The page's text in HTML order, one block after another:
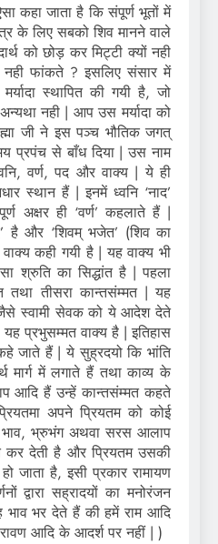
कहा जाता है कि संपूर्ण भूतों में
के लिए सबको शिव मानने वाले
को छोड़ कर मिट्‍टी क्यों नही
फांकते ? इसलिए संसार में
स्थापित की गयी है, जो
नही | आप उस मर्यादा को
जी ने इस पञ्च भौतिक जगत्
प्रपंच से बाँध दिया | उस नाम
वर्ण, पद और वाक्य | ये ही
स्थान हैं | इनमें ध्वनि ‘नाद’
अक्षर ही ‘वर्ण’ कहलाते हैं |
है और ‘शिवम्‌ भजेत’ (शिव का
कही गयी है | यह वाक्य भी
श्रुति का सिद्धांत है | पहला
तथा तीसरा कान्तसंम्मत | यह
जैसे स्वामी सेवक को ये आदेश देते
प्रभुसम्मत वाक्य है | इतिहास
जाते हैं | ये सुह्रदयो कि भांति
मार्ग में लगाते हैं तथा काव्य के
आदि हैं उन्हें कान्तसंम्मत कहते
अपने प्रियतम को कोई
भ्रुभंग अथवा सरस आलाप
कर देती है और प्रियतम उसकी
जाता है, इसी प्रकार रामायण
द्वारा सह्रादयों का मनोरंजन
भर देते हैं की हमें राम आदि
आदि के आदर्श पर नहीं | )